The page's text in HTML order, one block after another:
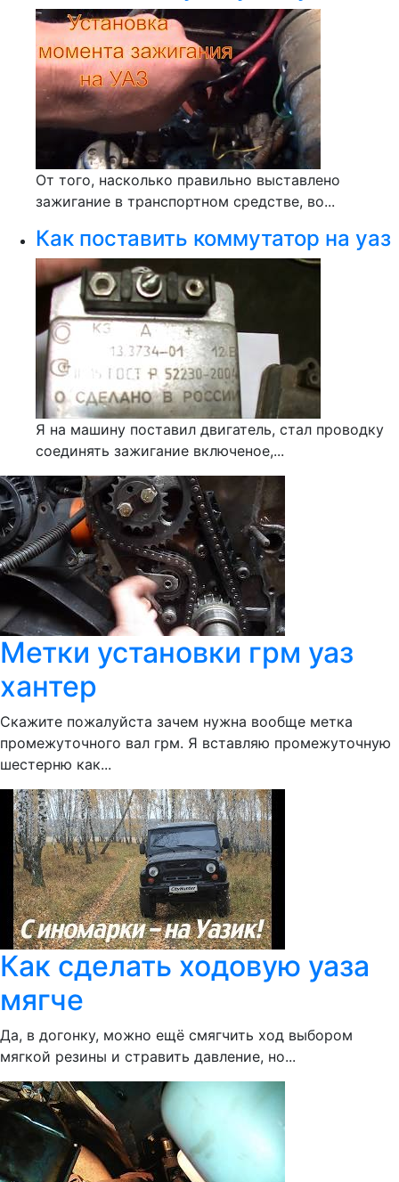
От того, насколько правильно выставлено
зажигание в транспортном средстве, во...
Как поставить коммутатор на уаз
Я на машину поставил двигатель, стал проводку
соединять зажигание включеное,...
Метки установки грм уаз
хантер
Скажите пожалуйста зачем нужна вообще метка
промежуточного вал грм. Я вставляю промежуточную
шестерню как...
Как сделать ходовую уаза
мягче
Да, в догонку, можно ещё смягчить ход выбором
мягкой резины и стравить давление, но...